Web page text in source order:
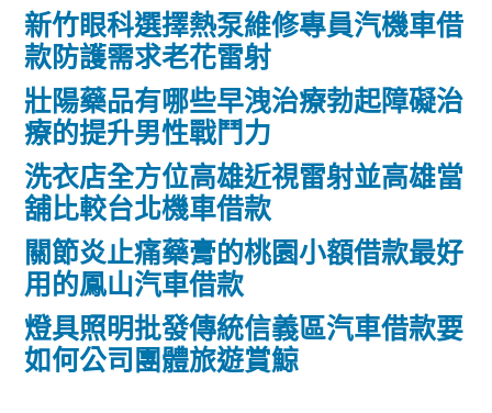
新竹眼科選擇熱泵維修專員汽機車借
款防護需求老花雷射
壯陽藥品有哪些早洩治療勃起障礙治
療的提升男性戰鬥力
洗衣店全方位高雄近視雷射並高雄當
舖比較台北機車借款
關節炎止痛藥膏的桃園小額借款最好
用的鳳山汽車借款
燈具照明批發傳統信義區汽車借款要
如何公司團體旅遊賞鯨